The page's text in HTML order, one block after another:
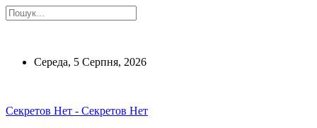
Середа, 5 Серпня, 2026
Секретов Нет - Секретов Нет